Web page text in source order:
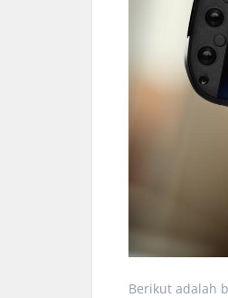
Berikut adalah